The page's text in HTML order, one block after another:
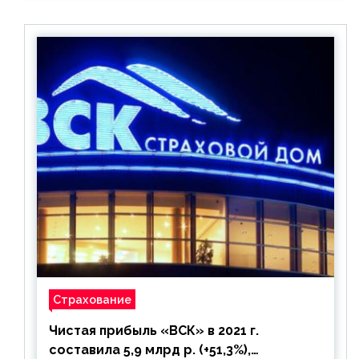
Страхование
Чистая прибыль «ВСК» в 2021 г.
составила 5,9 млрд р. (+51,3%),